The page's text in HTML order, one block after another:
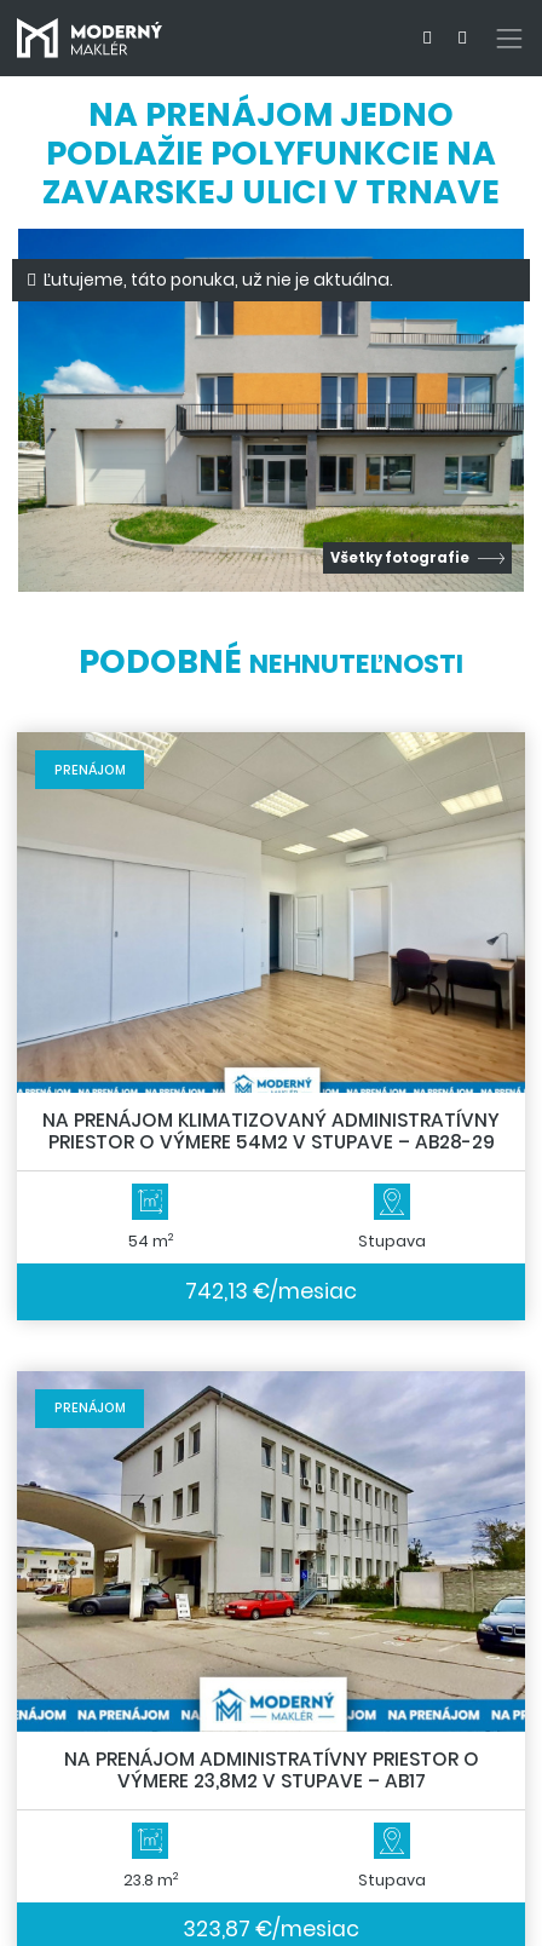
NA PRENÁJOM JEDNO
PODLAŽIE POLYFUNKCIE NA
ZAVARSKEJ ULICI V TRNAVE
Ľutujeme, táto ponuka, už nie je aktuálna.
Všetky fotografie
PODOBNÉ NEHNUTEĽNOSTI
PRENÁJOM
NA PRENÁJOM KLIMATIZOVANÝ ADMINISTRATÍVNY
PRIESTOR O VÝMERE 54M2 V STUPAVE – AB28-29
54 m2 Stupava
742,13 €/mesiac
PRENÁJOM
NA PRENÁJOM ADMINISTRATÍVNY PRIESTOR O
VÝMERE 23,8M2 V STUPAVE – AB17
23.8 m2 Stupava
323,87 €/mesiac